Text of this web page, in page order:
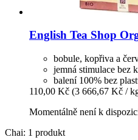
English Tea Shop
bobule, kopřiva a
jemná stimulace bez
balení 100% bez
110,00 Kč (3 666,67 Kč /
Momentálně není k
Chai: 1 produkt